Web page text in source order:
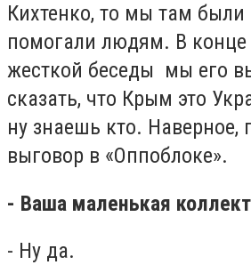
Кихтенко, то мы там были
помогали людям. В
жесткой беседы мы его
сказать, что Крым это
ну знаешь кто. Наверное,
выговор в «Оппоблоке».
- Ваша маленькая
- Ну да.